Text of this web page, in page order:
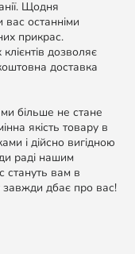
Щодня
останніми
прикрас.
дозволяє
доставка
більше не стане
якість товару в
і дійсно вигідною
раді нашим
стануть вам в
завжди дбає про вас!